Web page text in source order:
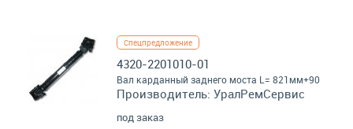
Спецпредложение
4320-2201010-01
Вал карданный заднего моста L= 821мм+90
Производитель: УралРемСервис
под заказ